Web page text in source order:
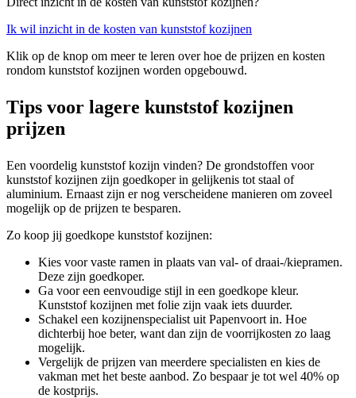
Ik wil inzicht in de kosten van kunststof kozijnen
Klik op de knop om meer te leren over hoe de prijzen en kosten
rondom kunststof kozijnen worden opgebouwd.
Tips voor lagere kunststof kozijnen
prijzen
Een voordelig kunststof kozijn vinden? De grondstoffen voor
kunststof kozijnen zijn goedkoper in gelijkenis tot staal of
aluminium. Ernaast zijn er nog verscheidene manieren om zoveel
mogelijk op de prijzen te besparen.
Zo koop jij goedkope kunststof kozijnen:
Kies voor vaste ramen in plaats van val- of draai-/kiepramen.
Deze zijn goedkoper.
Ga voor een eenvoudige stijl in een goedkope kleur.
Kunststof kozijnen met folie zijn vaak iets duurder.
Schakel een kozijnenspecialist uit Papenvoort in. Hoe
dichterbij hoe beter, want dan zijn de voorrijkosten zo laag
mogelijk.
Vergelijk de prijzen van meerdere specialisten en kies de
vakman met het beste aanbod. Zo bespaar je tot wel 40% op
de kostprijs.